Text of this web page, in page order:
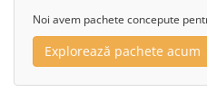
Noi avem pachete concepute
Explorează pachete acum